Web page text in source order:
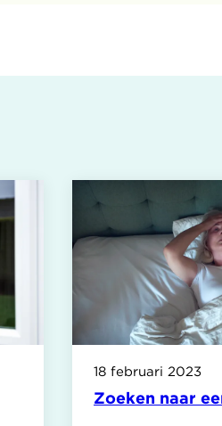
Zoeken naar
18 februari 2023